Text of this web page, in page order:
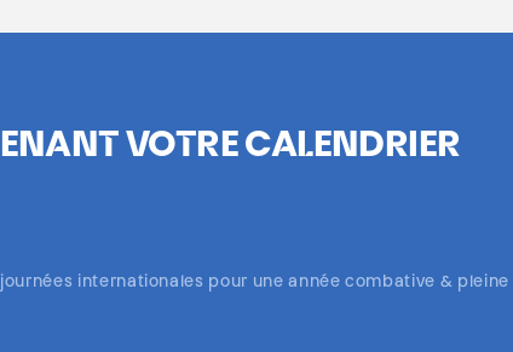
VOTRE CALENDRIER
internationales pour une année combative & pleine